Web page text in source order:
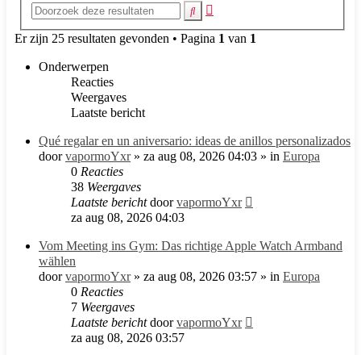
Zoek
zoeken
Er zijn 25 resultaten gevonden • Pagina 1 van 1
Onderwerpen
Reacties
Weergaves
Laatste bericht
Qué regalar en un aniversario: ideas de anillos personalizados
doorvapormoYxr» za aug 08, 2026 04:03 » in Europa
0 Reacties
38 Weergaves
Laatste berichtdoorvapormoYxr
za aug 08, 2026 04:03
Vom Meeting ins Gym: Das richtige Apple Watch Armband
wählen
doorvapormoYxr» za aug 08, 2026 03:57 » in Europa
0 Reacties
7 Weergaves
Laatste berichtdoorvapormoYxr
za aug 08, 2026 03:57